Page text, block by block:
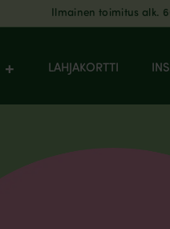
Ilmainen toimitus alk.
LAHJAKORTTI